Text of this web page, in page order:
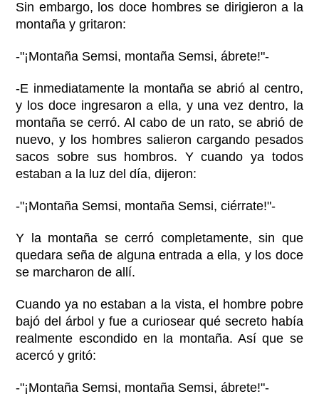
Sin embargo, los doce hombres se dirigieron a la
montaña y gritaron:
-"¡Montaña Semsi, montaña Semsi, ábrete!"-
-E inmediatamente la montaña se abrió al centro,
y los doce ingresaron a ella, y una vez dentro, la
montaña se cerró. Al cabo de un rato, se abrió de
nuevo, y los hombres salieron cargando pesados
sacos sobre sus hombros. Y cuando ya todos
estaban a la luz del día, dijeron:
-"¡Montaña Semsi, montaña Semsi, ciérrate!"-
Y la montaña se cerró completamente, sin que
quedara seña de alguna entrada a ella, y los doce
se marcharon de allí.
Cuando ya no estaban a la vista, el hombre pobre
bajó del árbol y fue a curiosear qué secreto había
realmente escondido en la montaña. Así que se
acercó y gritó:
-"¡Montaña Semsi, montaña Semsi, ábrete!"-